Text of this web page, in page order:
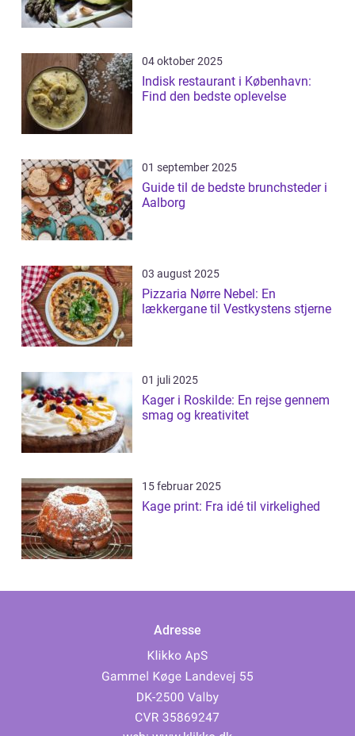
04 oktober 2025
Indisk restaurant i København:
Find den bedste oplevelse
01 september 2025
Guide til de bedste brunchsteder i
Aalborg
03 august 2025
Pizzaria Nørre Nebel: En
lækkergane til Vestkystens stjerne
01 juli 2025
Kager i Roskilde: En rejse gennem
smag og kreativitet
15 februar 2025
Kage print: Fra idé til virkelighed
Adresse